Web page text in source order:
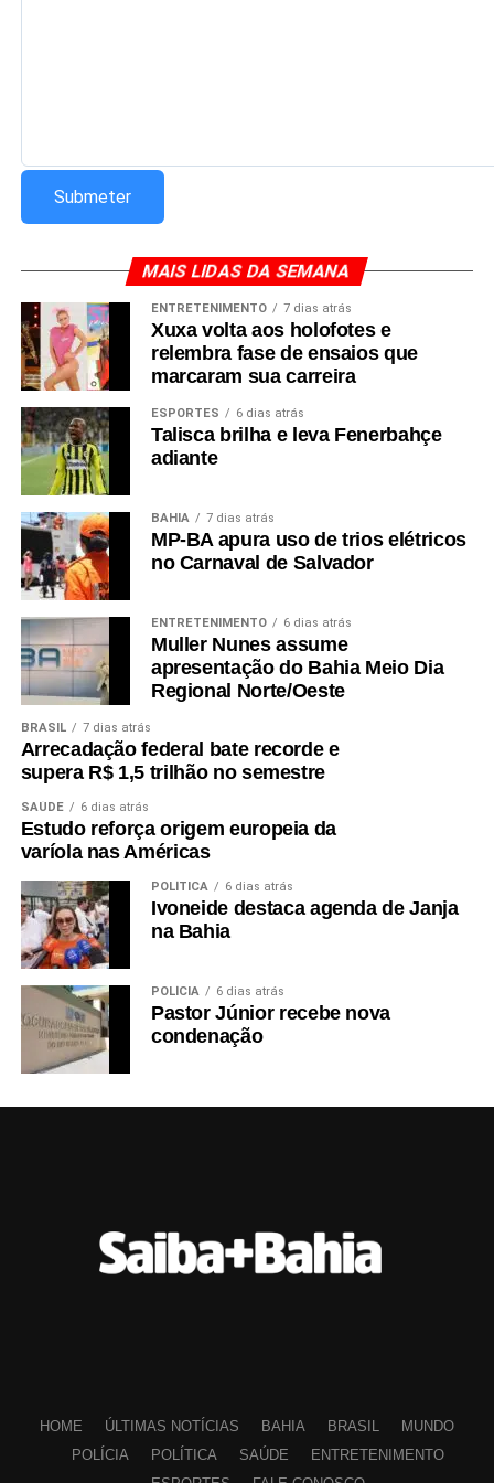
MAIS LIDAS DA SEMANA
ENTRETENIMENTO 7 dias atrás
Xuxa volta aos holofotes e
relembra fase de ensaios que
marcaram sua carreira
ESPORTES 6 dias atrás
Talisca brilha e leva Fenerbahçe
adiante
BAHIA 7 dias atrás
MP-BA apura uso de trios elétricos
no Carnaval de Salvador
ENTRETENIMENTO 6 dias atrás
Muller Nunes assume
apresentação do Bahia Meio Dia
Regional Norte/Oeste
BRASIL 7 dias atrás
Arrecadação federal bate recorde e
supera R$ 1,5 trilhão no semestre
SAÚDE 6 dias atrás
Estudo reforça origem europeia da
varíola nas Américas
POLÍTICA 6 dias atrás
Ivoneide destaca agenda de Janja
na Bahia
POLÍCIA 6 dias atrás
Pastor Júnior recebe nova
condenação
HOME ÚLTIMAS NOTÍCIAS BAHIA BRASIL
MUNDO
POLÍCIA
POLÍTICA SAÚDE
ENTRETENIMENTO